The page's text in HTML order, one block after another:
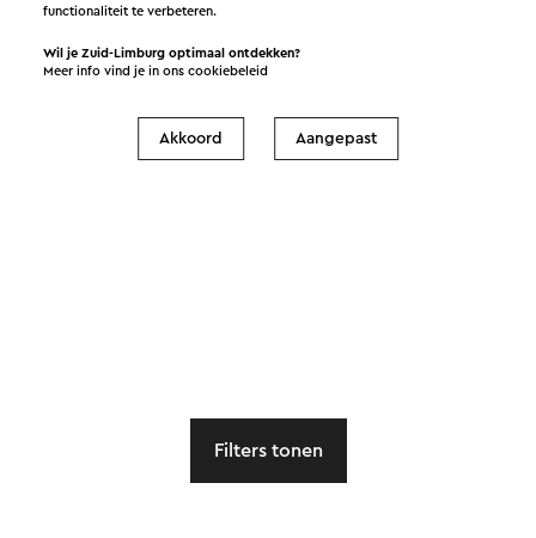
Filters tonen
functionaliteit te verbeteren.
Wil je Zuid-Limburg optimaal ontdekken?
Meer info vind je in onscookiebeleid
Akkoord Aangepast